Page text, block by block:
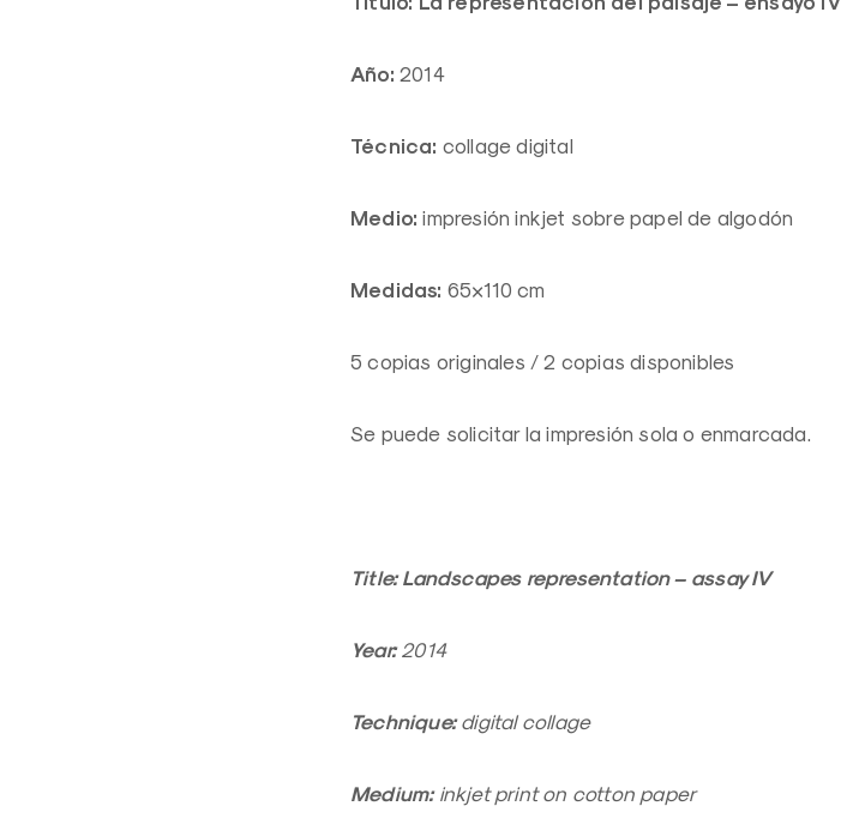
Año: 2014
Técnica: collage digital
Medio: impresión inkjet sobre papel de algodón
Medidas: 65×110 cm
5 copias originales / 2 copias disponibles
Se puede solicitar la impresión sola o enmarcada.
Title: Landscapes representation – assay IV
Year:2014
Technique:digital collage
Medium:inkjet print on cotton paper